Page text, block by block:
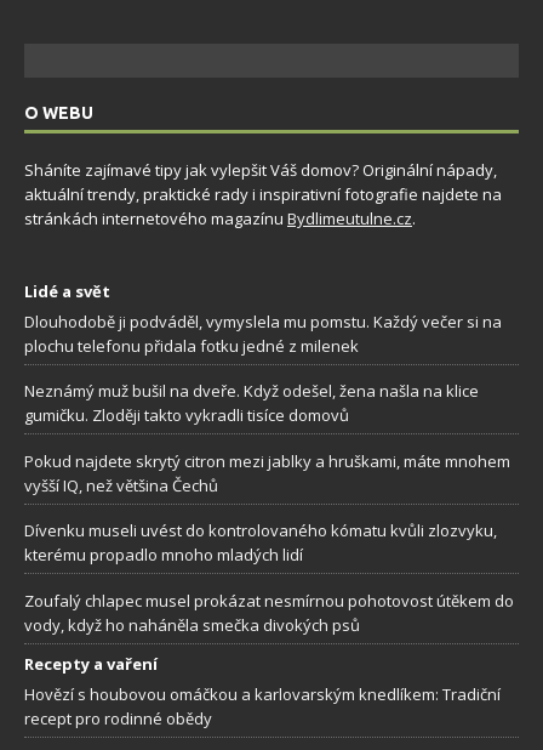
O WEBU
Sháníte zajímavé tipy jak vylepšit Váš domov? Originální nápady,
aktuální trendy, praktické rady i inspirativní fotografie najdete na
stránkách internetového magazínu Bydlimeutulne.cz.
Lidé a svět
Dlouhodobě ji podváděl, vymyslela mu pomstu. Každý večer si na
plochu telefonu přidala fotku jedné z milenek
Neznámý muž bušil na dveře. Když odešel, žena našla na klice
gumičku. Zloději takto vykradli tisíce domovů
Pokud najdete skrytý citron mezi jablky a hruškami, máte mnohem
vyšší IQ, než většina Čechů
Dívenku museli uvést do kontrolovaného kómatu kvůli zlozvyku,
kterému propadlo mnoho mladých lidí
Zoufalý chlapec musel prokázat nesmírnou pohotovost útěkem do
vody, když ho naháněla smečka divokých psů
Recepty a vaření
Hovězí s houbovou omáčkou a karlovarským knedlíkem: Tradiční
recept pro rodinné obědy